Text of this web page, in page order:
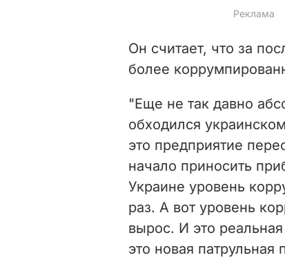
Он считает, что за
более
"Еще не так давно
обходился
это предприятие
начало приносить
Украине уровень
раз. А вот уровень
вырос. И это
это новая